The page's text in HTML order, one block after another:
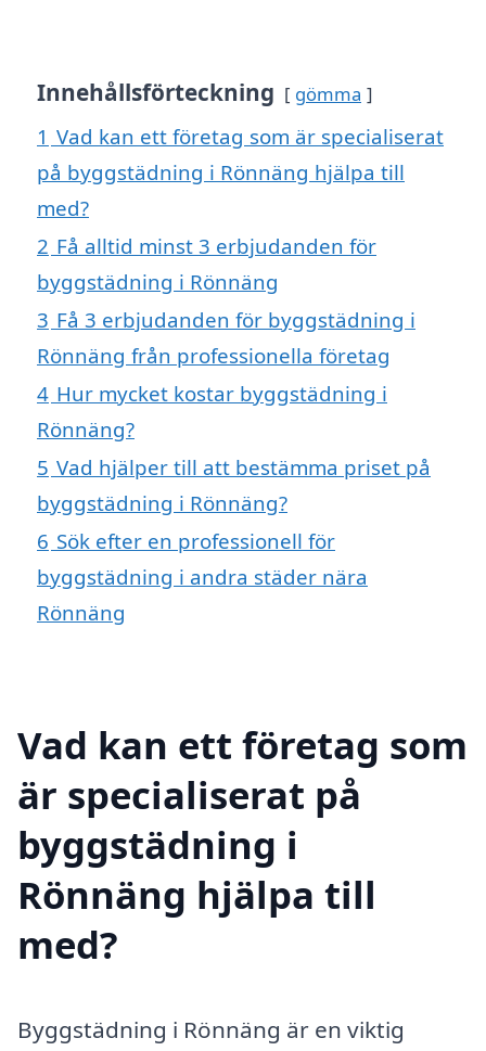
Innehållsförteckning gömma
1 Vad kan ett företag som är specialiserat
på byggstädning i Rönnäng hjälpa till
med?
2 Få alltid minst 3 erbjudanden för
byggstädning i Rönnäng
3 Få 3 erbjudanden för byggstädning i
Rönnäng från professionella företag
4 Hur mycket kostar byggstädning i
Rönnäng?
5 Vad hjälper till att bestämma priset på
byggstädning i Rönnäng?
6 Sök efter en professionell för
byggstädning i andra städer nära
Rönnäng
Vad kan ett företag som
är specialiserat på
byggstädning i
Rönnäng hjälpa till
med?
Byggstädning i Rönnäng är en viktig